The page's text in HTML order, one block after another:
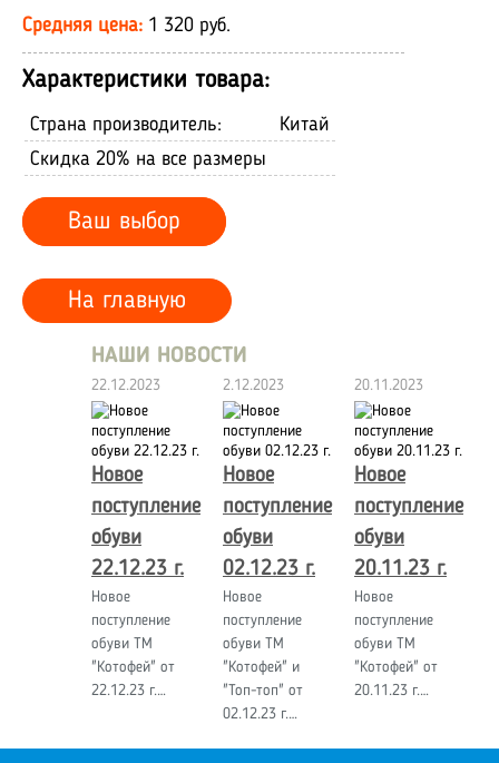
Средняя цена: 1 320 руб.
Характеристики товара:
Страна производитель:
Китай
Скидка 20% на все размеры
Ваш выбор
На главную
НАШИ НОВОСТИ
22.12.2023
Новое
поступление
обуви
22.12.23 г.
Новое
поступление
обуви ТМ
"Котофей" от
22.12.23 г.…
2.12.2023
Новое
поступление
обуви
02.12.23 г.
Новое
поступление
обуви ТМ
"Котофей" и
"Топ-топ" от
02.12.23 г.…
20.11.2023
Новое
поступление
обуви
20.11.23 г.
Новое
поступление
обуви ТМ
"Котофей" от
20.11.23 г.…